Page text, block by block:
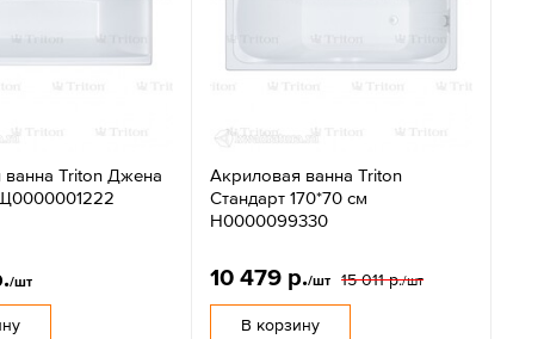
ванна Triton Джена
/шт
Акриловая ванна Triton
Стандарт 170*70 см
Н0000099330
10 479 р./шт 15 011 р./шт
В корзину